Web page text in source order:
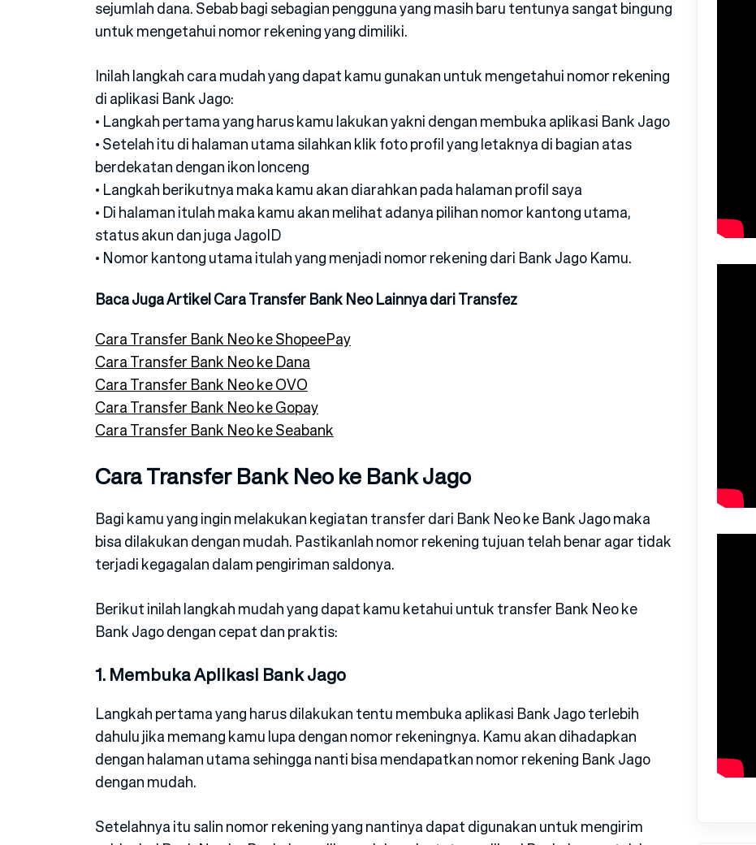
sejumlah dana. Sebab bagi sebagian pengguna yang masih baru tentunya sangat bingung
untuk mengetahui nomor rekening yang dimiliki.
Inilah langkah cara mudah yang dapat kamu gunakan untuk mengetahui nomor rekening
di aplikasi Bank Jago:
• Langkah pertama yang harus kamu lakukan yakni dengan membuka aplikasi Bank Jago
• Setelah itu di halaman utama silahkan klik foto profil yang letaknya di bagian atas
berdekatan dengan ikon lonceng
• Langkah berikutnya maka kamu akan diarahkan pada halaman profil saya
• Di halaman itulah maka kamu akan melihat adanya pilihan nomor kantong utama,
status akun dan juga JagoID
• Nomor kantong utama itulah yang menjadi nomor rekening dari Bank Jago Kamu.
Baca Juga Artikel Cara Transfer Bank Neo Lainnya dari Transfez
Cara Transfer Bank Neo ke ShopeePay
Cara Transfer Bank Neo ke Dana
Cara Transfer Bank Neo ke OVO
Cara Transfer Bank Neo ke Gopay
Cara Transfer Bank Neo ke Seabank
Cara Transfer Bank Neo ke Bank Jago
Bagi kamu yang ingin melakukan kegiatan transfer dari Bank Neo ke Bank Jago maka
bisa dilakukan dengan mudah. Pastikanlah nomor rekening tujuan telah benar agar tidak
terjadi kegagalan dalam pengiriman saldonya.
Berikut inilah langkah mudah yang dapat kamu ketahui untuk transfer Bank Neo ke
Bank Jago dengan cepat dan praktis:
1. Membuka Aplikasi Bank Jago
Langkah pertama yang harus dilakukan tentu membuka aplikasi Bank Jago terlebih
dahulu jika memang kamu lupa dengan nomor rekeningnya. Kamu akan dihadapkan
dengan halaman utama sehingga nanti bisa mendapatkan nomor rekening Bank Jago
dengan mudah.
Setelahnya itu salin nomor rekening yang nantinya dapat digunakan untuk mengirim